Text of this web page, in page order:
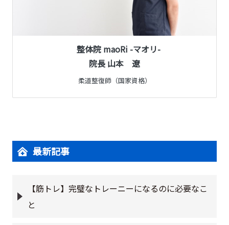
整体院 maoRi -マオリ-
院長 山本 遼
柔道整復師（国家資格）
最新記事
【筋トレ】完璧なトレーニーになるのに必要なこ
と